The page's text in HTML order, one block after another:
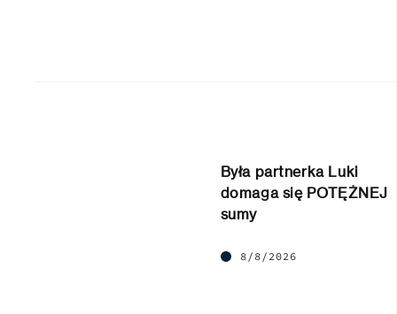
Była partnerka Luki
domaga się POTĘŻNEJ
sumy
8/8/2026